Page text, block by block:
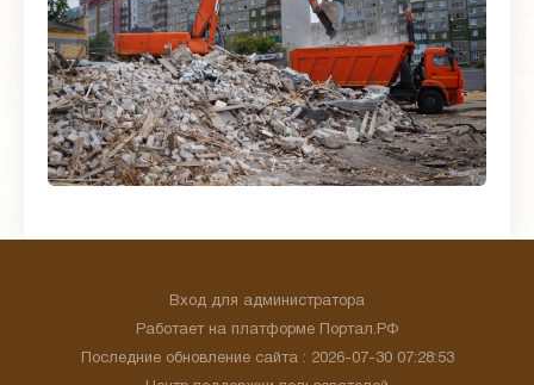
Вход для администратора
Работает на платформе
Портал.РФ
Последние обновление сайта : 2026-07-30 07:28:53